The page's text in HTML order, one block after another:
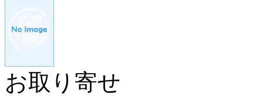
お取り寄せ